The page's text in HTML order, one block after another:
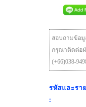
สอบถามข้อมู
กรุณาติดต่อฝ่
(+66)038-
รหัสและรา
: